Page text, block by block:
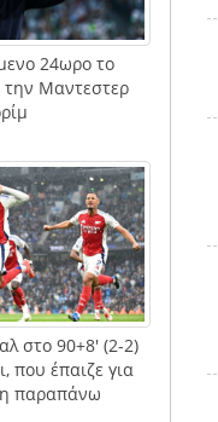
24ωρο το
Μαντεστερ
στο 90+8′ (2-2)
που έπαιζε για
παραπάνω